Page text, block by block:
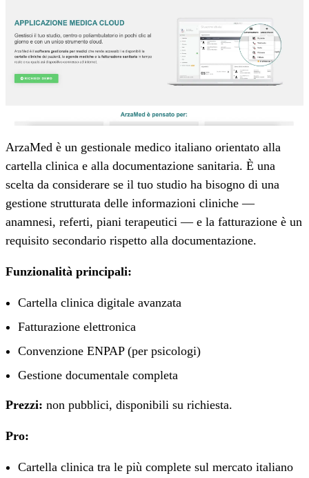
ArzaMed è un gestionale medico italiano orientato alla
cartella clinica e alla documentazione sanitaria. È una
scelta da considerare se il tuo studio ha bisogno di una
gestione strutturata delle informazioni cliniche —
anamnesi, referti, piani terapeutici — e la fatturazione è un
requisito secondario rispetto alla documentazione.
Funzionalità principali:
Cartella clinica digitale avanzata
Fatturazione elettronica
Convenzione ENPAP (per psicologi)
Gestione documentale completa
Prezzi: non pubblici, disponibili su richiesta.
Pro:
Cartella clinica tra le più complete sul mercato italiano